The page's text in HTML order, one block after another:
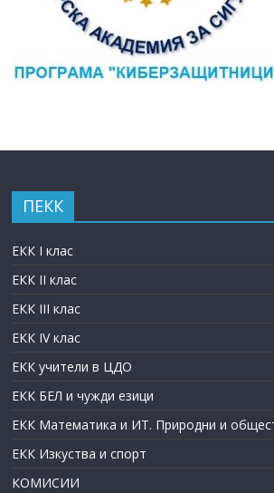
ПЕКК
ЕКК I клас
ЕКК II клас
ЕКК III клас
ЕКК IV клас
ЕКК учители в ЦДО
ЕКК БЕЛ и чужди езици
ЕКК Математика и ИТ. Природни и
ЕКК Изкуства и спорт
КОМИСИИ